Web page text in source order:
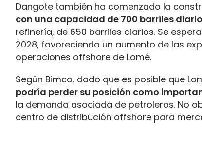
Dangote también ha comenzado la
con una capacidad de 700 barriles
refinería, de 650 barriles diarios. Se
2028, favoreciendo un aumento de las
operaciones offshore de Lomé.
Según Bimco, dado que es posible que
podría perder su posición como
la demanda asociada de petroleros. No
centro de distribución offshore para